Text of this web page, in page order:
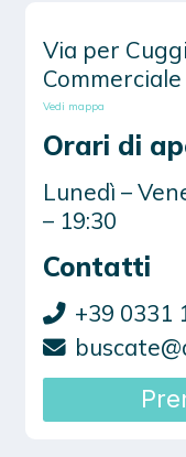
Via per
Vedi mappa
Orari di
Lunedì –
– 19:30
Contatti
+39 0331